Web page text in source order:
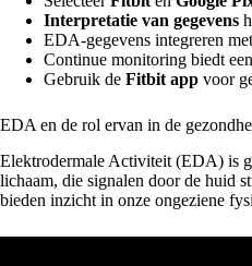
Interpretatie van gegevens
EDA-gegevens integreren
Continue monitoring biedt
Gebruik de Fitbit app voor
EDA en de rol ervan in de
Elektrodermale Activiteit (EDA) is
lichaam, die signalen door de huid
bieden inzicht in onze ongeziene